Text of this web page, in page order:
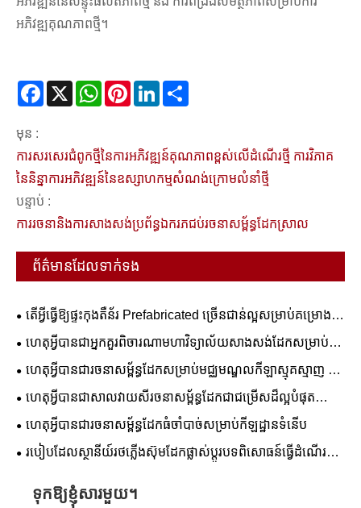
អភិវឌ្ឍគុណភាពថ្មី។
Facebook
X WhatsAppPinterestLinkedIn
មុន :
ការសរសេរជំពូកថ្មីនៃការអភិវឌ្ឍន៍គុណភាពខ្ពស់លើដំណើរថ្មី ការវិភាគ
នៃនិន្នាការអភិវឌ្ឍន៍នៃឧស្សាហកម្មសំណង់ក្រោមលំនាំថ្មី
បន្ទាប់ :
ការរចនានិងការសាងសង់ប្រព័ន្ធឯករភជប់រចនាសម្ព័ន្ធដែកស្រាល
ព័ត៌មានដែលទាក់ទង
តើអ្វីធ្វើឱ្យផ្ទះកុងតឺន័រ Prefabricated ច្រើនជាន់ល្អសម្រាប់គម្រោង
ពាណិជ្ជកម្ម និងលំនៅដ្ឋាន?
ហេតុអ្វីបានជាអ្នកគួរពិចារណាមហាវិទ្យាល័យសាងសង់ដែកសម្រាប់ការ
អប់រំរបស់អ្នក។
ហេតុអ្វីបានជារចនាសម្ព័ន្ធដែកសម្រាប់មជ្ឈមណ្ឌលកីឡាស្មុគស្មាញ ជា
ដំណោះស្រាយដ៏ល្អបំផុតសម្រាប់ការសាងសង់កីឡដ្ឋានទំនើប
ហេតុអ្វីបានជាសាលវាយសីរចនាសម្ព័ន្ធដែកជាជម្រើសដ៏ល្អបំផុត
សម្រាប់ឧបករណ៍កីឡាទំនើប
ហេតុអ្វី​បាន​ជា​រចនាសម្ព័ន្ធ​ដែក​ធំ​ចាំបាច់​សម្រាប់​កីឡដ្ឋាន​ទំនើប
របៀបដែលស្ថានីយ៍រថភ្លើងស៊ុមដែកផ្លាស់ប្តូរបទពិសោធន៍ធ្វើដំណើរ
ទុកឱ្យខ្ញុំសារមួយ។